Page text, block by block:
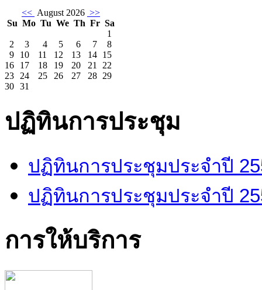
<< August 2026 >>
Su Mo Tu We Th Fr Sa
1
2
3 4 5 6 7
8
9
10 11 12 13 14 15
16
17 18 19 20 21
22
23
24 25 26 27 28 29
30 31
ปฏิทินการประชุม
ปฏิทินการประชุมประจำปี
ปฏิทินการประชุมประจำปี
การให้บริการ